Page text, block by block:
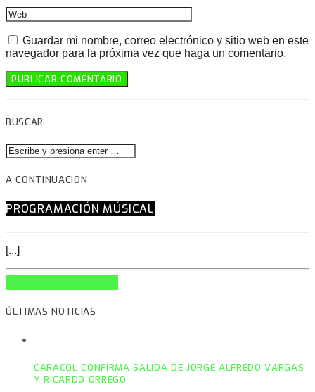
Guardar mi nombre, correo electrónico y sitio web en este
navegador para la próxima vez que haga un comentario.
BUSCAR
A CONTINUACIÓN
PROGRAMACIÓN MÚSICAL
[...]
ÚLTIMAS NOTICIAS
CARACOL CONFIRMA SALIDA DE JORGE ALFREDO VARGAS
Y RICARDO ORREGO